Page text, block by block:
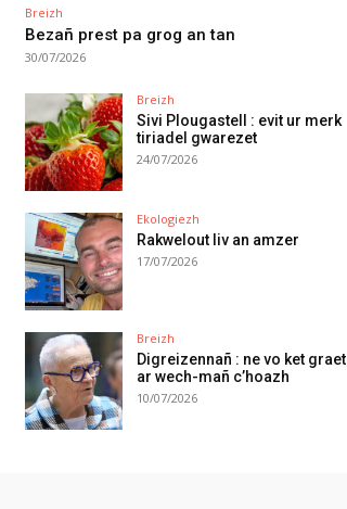
Breizh
Bezañ prest pa grog an tan
30/07/2026
Breizh
Sivi Plougastell : evit ur merk
tiriadel gwarezet
24/07/2026
Ekologiezh
Rakwelout liv an amzer
17/07/2026
Breizh
Digreizennañ : ne vo ket graet
ar wech-mañ c’hoazh
10/07/2026